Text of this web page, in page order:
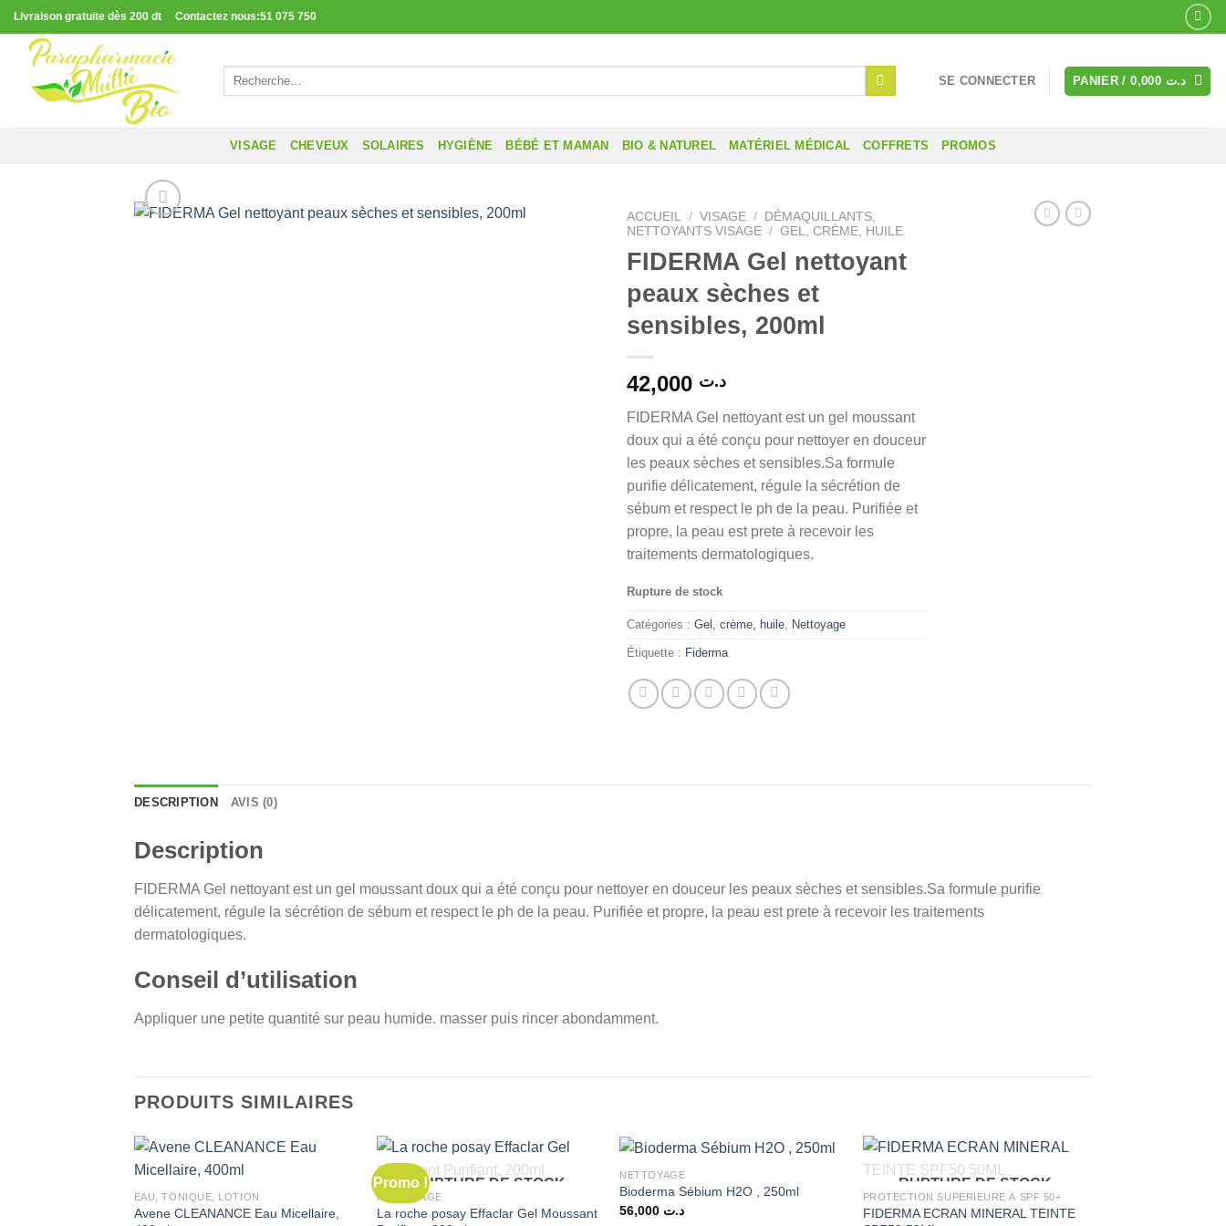
Passer
au
contenu
Livraison gratuite dès 200 dt Contactez nous:51 075 750
Recherche
SE CONNECTER PANIER / د.ت
VISAGE CHEVEUX SOLAIRES HYGIÈNE BÉBÉ ET MAMAN BIO & NATUREL MATÉRIEL MÉDICAL COFFRETS PROMOS
ACCUEIL / VISAGE /
DÉMAQUILLANTS,
NETTOYANTS VISAGE / GEL, CRÈME, HUILE
FIDERMA Gel nettoyant
peaux sèches et
sensibles, 200ml
د.ت
FIDERMA Gel nettoyant est un gel moussant
doux qui a été conçu pour nettoyer en douceur
les peaux sèches et sensibles.Sa formule
purifie délicatement, régule la sécrétion de
sébum et respect le ph de la peau. Purifiée et
propre, la peau est prete à recevoir les
traitements dermatologiques.
Rupture de stock
Catégories : Gel, crème, huile, Nettoyage
Étiquette : Fiderma
DESCRIPTION AVIS (0)
Description
FIDERMA Gel nettoyant est un gel moussant doux qui a été conçu pour nettoyer en douceur les peaux sèches et sensibles.Sa formule purifie
délicatement, régule la sécrétion de sébum et respect le ph de la peau. Purifiée et propre, la peau est prete à recevoir les traitements
dermatologiques.
Conseil d’utilisation
Appliquer une petite quantité sur peau humide. masser puis rincer abondamment.
PRODUITS SIMILAIRES
EAU, TONIQUE, LOTION
Avene CLEANANCE Eau Micellaire,
Promo !RUPTURE DE STOCK
NETTOYAGE
La roche posay Effaclar Gel Moussant
NETTOYAGE
Bioderma Sébium H2O , 250ml
د.ت
RUPTURE DE STOCK
PROTECTION SUPÉRIEURE À SPF 50+
FIDERMA ECRAN MINERAL TEINTE